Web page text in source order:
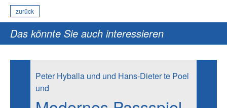
zurück
Das könnte Sie auch interessieren
Peter Hyballa und und Hans-Dieter te Poel
und